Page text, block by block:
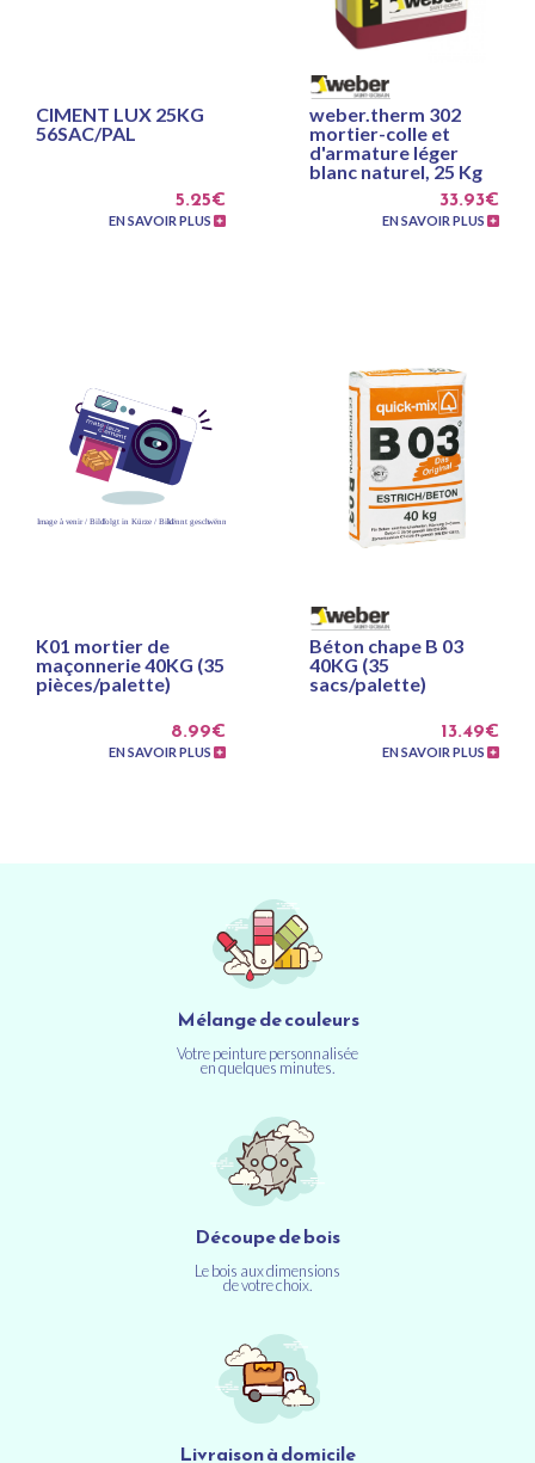
CIMENT LUX 25KG
56SAC/PAL
5.25€
EN SAVOIR PLUS
weber.therm 302
mortier-colle et
d'armature léger
blanc naturel, 25 Kg
33.93€
EN SAVOIR PLUS
K01 mortier de
maçonnerie 40KG (35
pièces/palette)
8.99€
EN SAVOIR PLUS
Béton chape B 03
40KG (35
sacs/palette)
13.49€
EN SAVOIR PLUS
Mélange de couleurs
Votre peinture personnalisée
en quelques minutes.
Découpe de bois
Le bois aux dimensions
de votre choix.
Livraison à domicile